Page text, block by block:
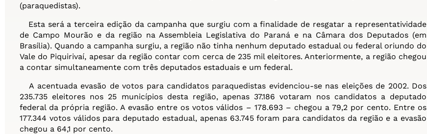
(paraquedistas).
Esta será a terceira edição da campanha que surgiu com a finalidade de resgatar a representatividade
de Campo Mourão e da região na Assembleia Legislativa do Paraná e na Câmara dos Deputados (em
Brasília). Quando a campanha surgiu, a região não tinha nenhum deputado estadual ou federal oriundo do
Vale do Piquirivaí, apesar da região contar com cerca de 235 mil eleitores. Anteriormente, a região chegou
a contar simultaneamente com três deputados estaduais e um federal.
A acentuada evasão de votos para candidatos paraquedistas evidenciou-se nas eleições de 2002. Dos
235.735 eleitores nos 25 municípios desta região, apenas 37.186 votaram nos candidatos a deputado
federal da própria região. A evasão entre os votos válidos – 178.693 – chegou a 79,2 por cento. Entre os
177.344 votos válidos para deputado estadual, apenas 63.745 foram para candidatos da região e a evasão
chegou a 64,1 por cento.